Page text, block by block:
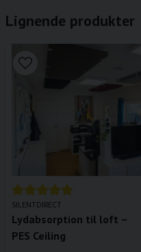
Lignende produkter
SILENTDIRECT
Lydabsorption til loft –
PES Ceiling